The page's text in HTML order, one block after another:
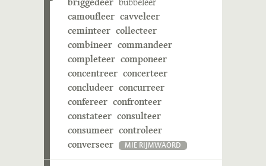
camoufleer cavveleer
ceminteer collecteer
combineer commandeer
completeer componeer
concentreer concerteer
concludeer concurreer
confereer confronteer
constateer consulteer
consumeer controleer
converseer
MIE RIJMWÄÖRD